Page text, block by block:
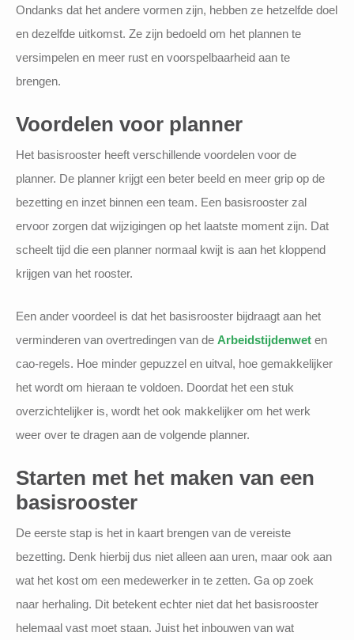
Ondanks dat het andere vormen zijn, hebben ze hetzelfde doel
en dezelfde uitkomst. Ze zijn bedoeld om het plannen te
versimpelen en meer rust en voorspelbaarheid aan te
brengen.
Voordelen voor planner
Het basisrooster heeft verschillende voordelen voor de
planner. De planner krijgt een beter beeld en meer grip op de
bezetting en inzet binnen een team. Een basisrooster zal
ervoor zorgen dat wijzigingen op het laatste moment zijn. Dat
scheelt tijd die een planner normaal kwijt is aan het kloppend
krijgen van het rooster.
Een ander voordeel is dat het basisrooster bijdraagt aan het
verminderen van overtredingen van de Arbeidstijdenwet en
cao-regels. Hoe minder gepuzzel en uitval, hoe gemakkelijker
het wordt om hieraan te voldoen. Doordat het een stuk
overzichtelijker is, wordt het ook makkelijker om het werk
weer over te dragen aan de volgende planner.
Starten met het maken van een
basisrooster
De eerste stap is het in kaart brengen van de vereiste
bezetting. Denk hierbij dus niet alleen aan uren, maar ook aan
wat het kost om een medewerker in te zetten. Ga op zoek
naar herhaling. Dit betekent echter niet dat het basisrooster
helemaal vast moet staan. Juist het inbouwen van wat